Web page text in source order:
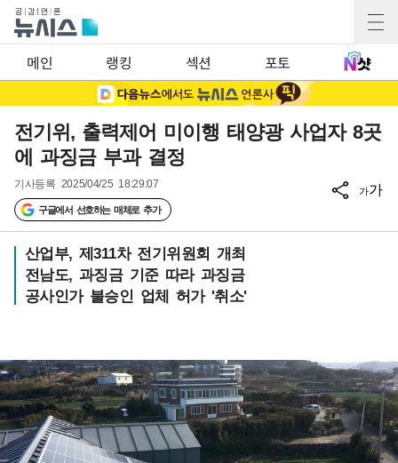
메인 랭킹 섹션 포토
전기위, 출력제어 미이행 태양광 사업자 8곳
에 과징금 부과 결정
기사등록 2025/04/25 18:29:07
구글에서 선호하는 매체로 추가
가가
산업부, 제311차 전기위원회 개최
전남도, 과징금 기준 따라 과징금
공사인가 불승인 업체 허가 '취소'